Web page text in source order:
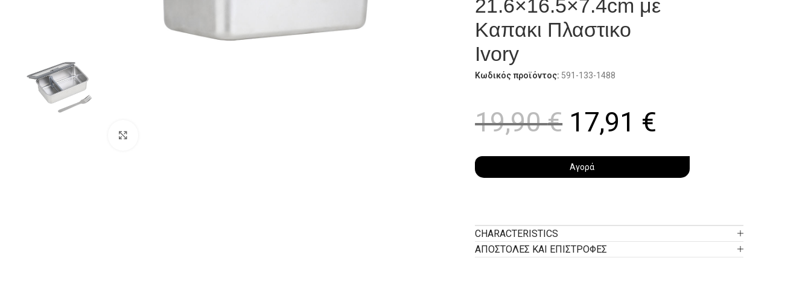
21.6×16.5×7.4cm με
Καπακι Πλαστικο
Ivory
Κωδικός προϊόντος: 591-133-1488
19,90€ 17,91 €
Αγορά
CHARACTERISTICS
ΑΠΟΣΤΟΛΕΣ ΚΑΙ ΕΠΙΣΤΡΟΦΕΣ